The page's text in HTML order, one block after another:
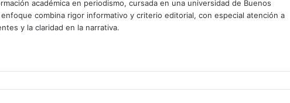
académica en periodismo, cursada en una universidad de Buenos
combina rigor informativo y criterio editorial, con especial atención a
y la claridad en la narrativa.